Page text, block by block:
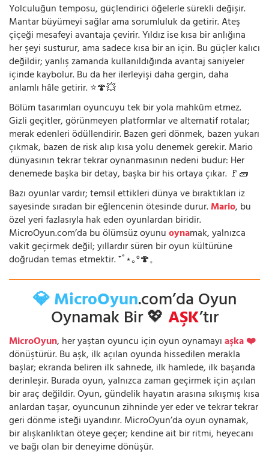
Yolculuğun temposu, güçlendirici öğelerle sürekli değişir.
Mantar büyümeyi sağlar ama sorumluluk da getirir. Ateş
çiçeği mesafeyi avantaja çevirir. Yıldız ise kısa bir anlığına
her şeyi susturur, ama sadece kısa bir an için. Bu güçler kalıcı
değildir; yanlış zamanda kullanıldığında avantaj saniyeler
içinde kaybolur. Bu da her ilerleyişi daha gergin, daha
anlamlı hâle getirir. ⭐🍄💥
Bölüm tasarımları oyuncuyu tek bir yola mahkûm etmez.
Gizli geçitler, görünmeyen platformlar ve alternatif rotalar;
merak edenleri ödüllendirir. Bazen geri dönmek, bazen yukarı
çıkmak, bazen de risk alıp kısa yolu denemek gerekir. Mario
dünyasının tekrar tekrar oynanmasının nedeni budur: Her
denemede başka bir detay, başka bir his ortaya çıkar. 🚩🧱
Bazı oyunlar vardır; temsil ettikleri dünya ve bıraktıkları iz
sayesinde sıradan bir eğlencenin ötesinde durur.Mario, bu
özel yeri fazlasıyla hak eden oyunlardan biridir.
MicroOyun.com’da bu ölümsüz oyunuoynamak, yalnızca
vakit geçirmek değil; yıllardır süren bir oyun kültürüne
doğrudan temas etmektir. ⁺˚⋆｡°🍄₊
💎 MicroOyun.com’da Oyun
Oynamak Bir 💖AŞK’tır
MicroOyun, her yaştan oyuncu için oyun oynamayıaşka ❤️
dönüştürür. Bu aşk, ilk açılan oyunda hissedilen merakla
başlar; ekranda beliren ilk sahnede, ilk hamlede, ilk başarıda
derinleşir. Burada oyun, yalnızca zaman geçirmek için açılan
bir araç değildir. Oyun, gündelik hayatın arasına sıkışmış kısa
anlardan taşar, oyuncunun zihninde yer eder ve tekrar tekrar
geri dönme isteği uyandırır. MicroOyun’da oyun oynamak,
bir alışkanlıktan öteye geçer; kendine ait bir ritmi, heyecanı
ve bağı olan bir deneyime dönüşür.